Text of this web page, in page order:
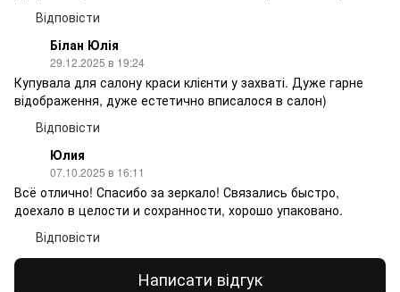
Відповісти
Білан Юлія
29.12.2025 в 19:24
Купувала для салону краси клієнти у захваті. Дуже гарне
відображення, дуже естетично вписалося в салон)
Відповісти
Юлия
07.10.2025 в 16:11
Всё отлично! Спасибо за зеркало! Связались быстро,
доехало в целости и сохранности, хорошо упаковано.
Відповісти
Написати відгук